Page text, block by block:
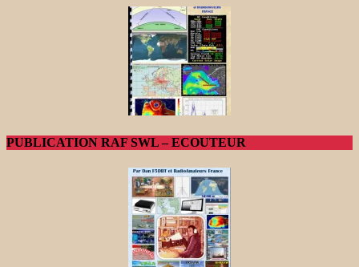
PUBLICATION RAF SWL – ECOUTEUR